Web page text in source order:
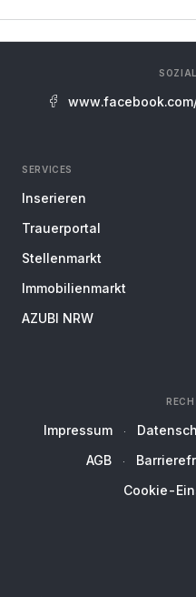
SERVICES
Inserieren
Trauerportal
Stellenmarkt
Immobilienmarkt
AZUBI NRW
Impressum
AGB
Cookie-